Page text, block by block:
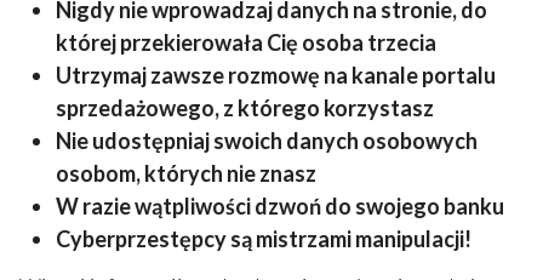
Nigdy nie wprowadzaj danych na stronie, do
której przekierowała Cię osoba trzecia
Utrzymaj zawsze rozmowę na kanale portalu
sprzedażowego, z którego korzystasz
Nie udostępniaj swoich danych osobowych
osobom, których nie znasz
W razie wątpliwości dzwoń do swojego banku
Cyberprzestępcy są mistrzami manipulacji!